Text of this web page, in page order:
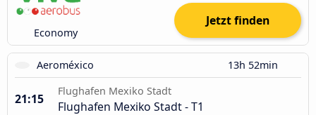
Economy
Jetzt finden
Aeroméxico 13h 52min
21:15
Flughafen Mexiko Stadt
Flughafen Mexiko Stadt - T1